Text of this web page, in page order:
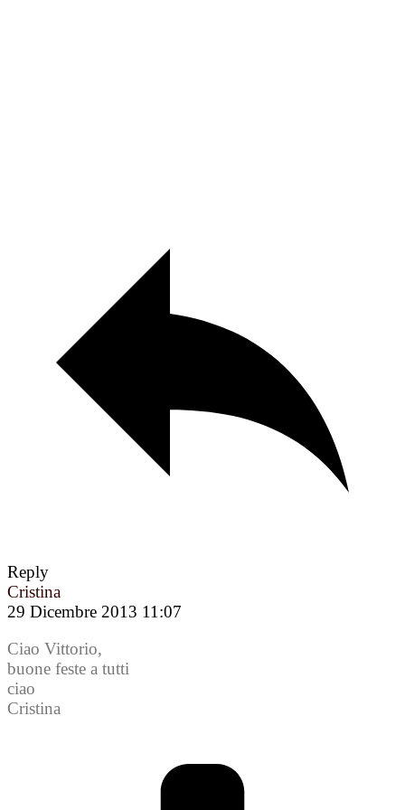
Reply
Cristina
29 Dicembre 2013 11:07
Ciao Vittorio,
buone feste a tutti
ciao
Cristina